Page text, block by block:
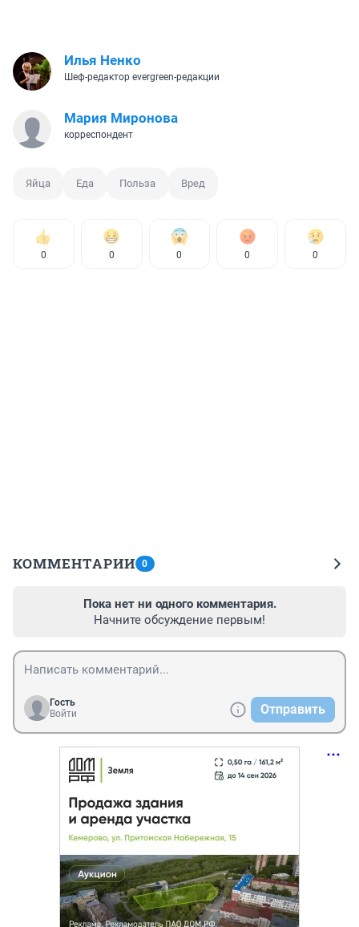
Илья Ненко
Шеф-редактор evergreen-редакции
Мария Миронова
корреспондент
Яйца Еда Польза Вред
0 0 0 0 0
КОММЕНТАРИИ 0
Пока нет ни одного комментария.
Начните обсуждение первым!
Гость
Войти
Отправить